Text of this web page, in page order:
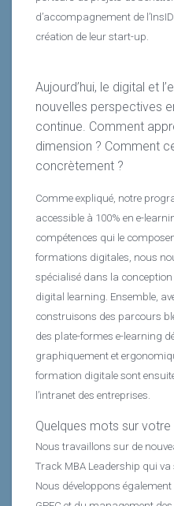
d’accompagnement de
création de leur start-up.
Aujourd’hui, le digital et
nouvelles perspectives
continue. Comment
dimension ? Comment
concrètement ?
Comme expliqué, notre
accessible à 100% en e-
compétences qui le
formations digitales, nous
spécialisé dans la
digital learning. Ensemble,
construisons des parcours
des plate-formes e-learning
graphiquement et
formation digitale sont
l’intranet des entreprises.
Quelques mots sur
Nous travaillons sur de
Track MBA Leadership qui va
Nous développons